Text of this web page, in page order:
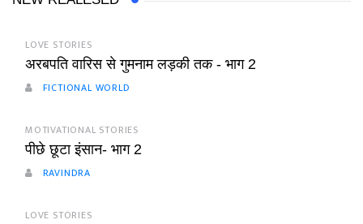
LOVE STORIES
अरबपति वारिस से गुमनाम लड़की तक - भाग 2
FICTIONAL WORLD
MOTIVATIONAL STORIES
पीछे छूटा इंसान- भाग 2
RAVINDRA
LOVE STORIES